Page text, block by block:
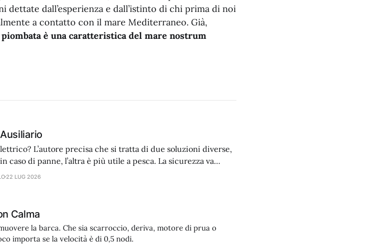
dettate dall’esperienza e dall’istinto di chi prima di noi
a contatto con il mare Mediterraneo. Già,
è una caratteristica del mare nostrum
L’autore precisa che si tratta di due soluzioni diverse,
caso di panne, l’altra è più utile a pesca. La sicurezza va
la dotazione ideale prevede entrambe le soluzioni.
22 LUG 2026
Calma
la barca. Che sia scarroccio, deriva, motore di prua o
importa se la velocità è di 0,5 nodi.